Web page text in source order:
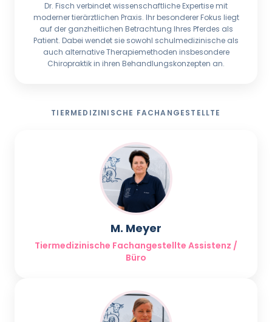
Dr. Fisch verbindet wissenschaftliche Expertise mit
moderner tierärztlichen Praxis. Ihr besonderer Fokus liegt
auf der ganzheitlichen Betrachtung Ihres Pferdes als
Patient. Dabei wendet sie sowohl schulmedizinische als
auch alternative Therapiemethoden insbesondere
Chiropraktik in ihren Behandlungskonzepten an.
TIERMEDIZINISCHE FACHANGESTELLTE
M. Meyer
Tiermedizinische Fachangestellte Assistenz /
Büro